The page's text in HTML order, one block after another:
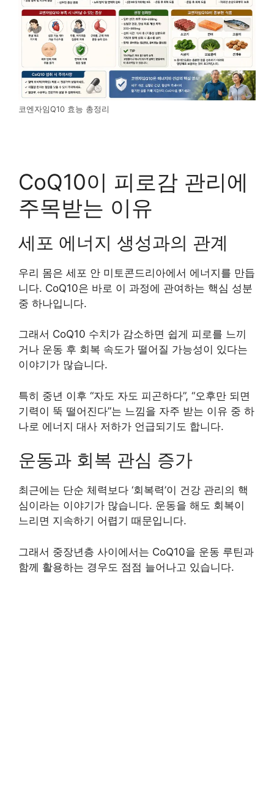
코엔자임Q10 효능 총정리
CoQ10이 피로감 관리에
주목받는 이유
세포 에너지 생성과의 관계
우리 몸은 세포 안 미토콘드리아에서 에너지를 만듭
니다. CoQ10은 바로 이 과정에 관여하는 핵심 성분
중 하나입니다.
그래서 CoQ10 수치가 감소하면 쉽게 피로를 느끼
거나 운동 후 회복 속도가 떨어질 가능성이 있다는
이야기가 많습니다.
특히 중년 이후 “자도 자도 피곤하다”, “오후만 되면
기력이 뚝 떨어진다”는 느낌을 자주 받는 이유 중 하
나로 에너지 대사 저하가 언급되기도 합니다.
운동과 회복 관심 증가
최근에는 단순 체력보다 ‘회복력’이 건강 관리의 핵
심이라는 이야기가 많습니다. 운동을 해도 회복이
느리면 지속하기 어렵기 때문입니다.
그래서 중장년층 사이에서는 CoQ10을 운동 루틴과
함께 활용하는 경우도 점점 늘어나고 있습니다.